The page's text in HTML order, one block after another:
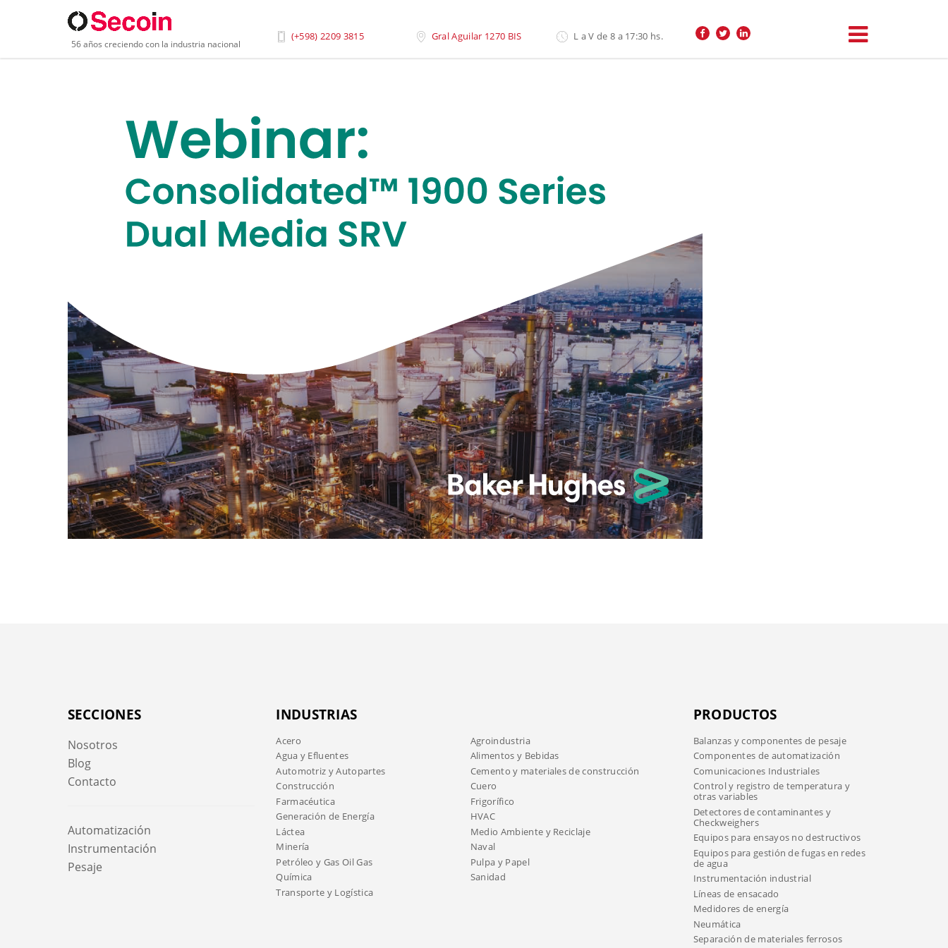
56 años creciendo con la industria nacional
(+598) 2209 3815 Gral Aguilar 1270 BIS L a V de 8 a 17:30 hs.
Inicio » Archivo » Webinar1900 Abril Blogpng
SECCIONES
Nosotros
Blog
Contacto
Automatización
Instrumentación
Pesaje
INDUSTRIAS
Acero
Agroindustria
Agua y Efluentes
Alimentos y Bebidas
Automotriz y Autopartes
Cemento y materiales de construcción
Construcción
Cuero
Farmacéutica
Frigorífico
Generación de Energía
HVAC
Láctea
Medio Ambiente y Reciclaje
Minería
Naval
Petróleo y Gas Oil Gas
Pulpa y Papel
Química
Sanidad
Transporte y Logística
PRODUCTOS
Balanzas y componentes de pesaje
Componentes de automatización
Comunicaciones Industriales
Control y registro de temperatura y
otras variables
Detectores de contaminantes y
Checkweighers
Equipos para ensayos no destructivos
Equipos para gestión de fugas en redes
de agua
Instrumentación industrial
Líneas de ensacado
Medidores de energía
Neumática
Separación de materiales ferrosos